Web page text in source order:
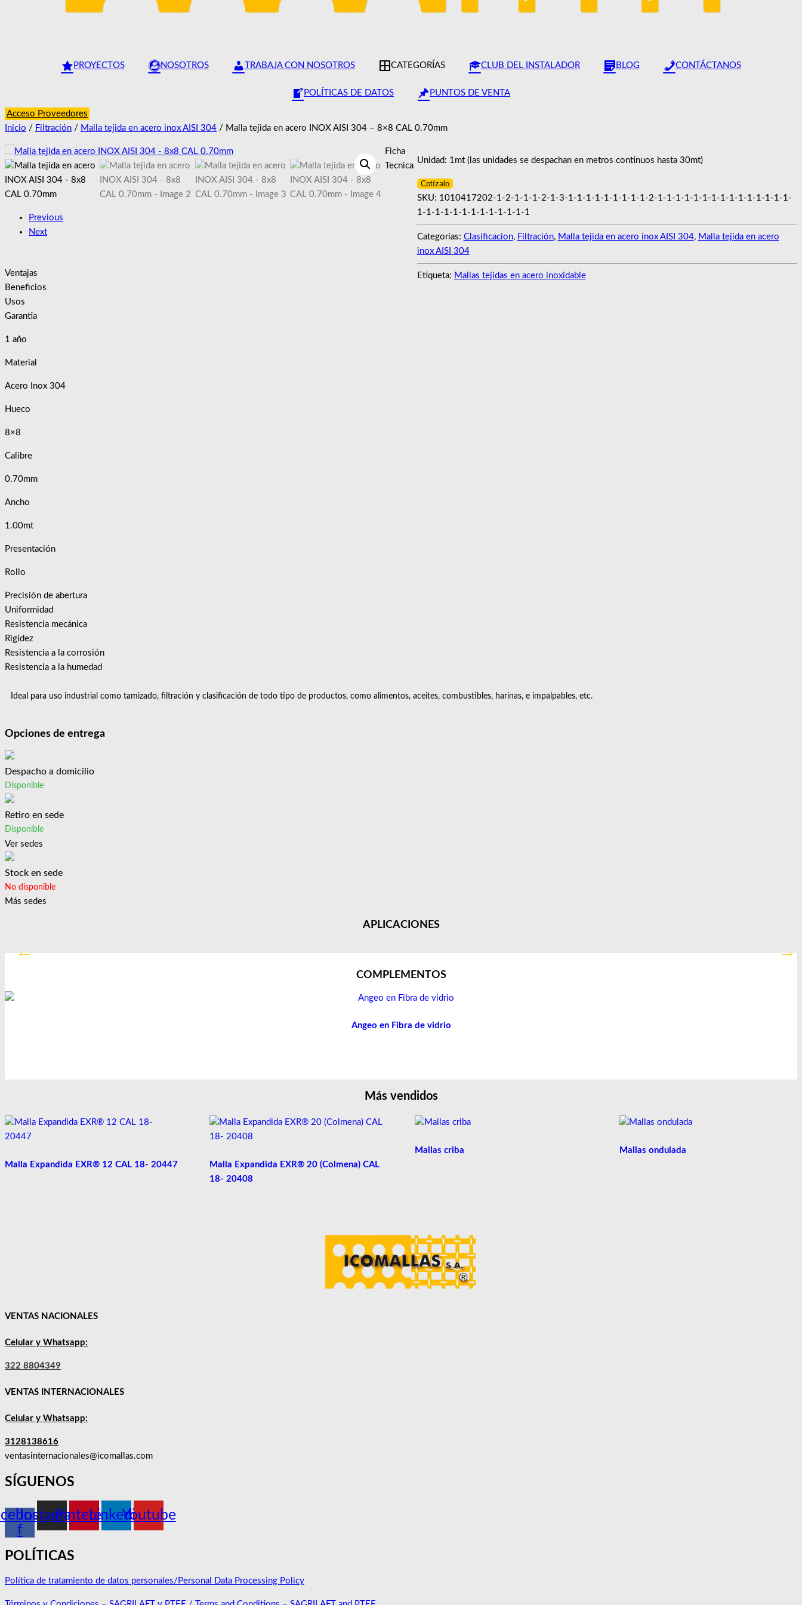
PROYECTOS NOSOTROS TRABAJA CON NOSOTROS CATEGORÍAS CLUB DEL INSTALADOR BLOG CONTÁCTANOS
POLÍTICAS DE DATOS PUNTOS DE VENTA
Acceso Proveedores
Inicio / Filtración / Malla tejida en acero inox AISI 304 / Malla tejida en acero INOX AISI 304 – 8×8 CAL 0.70mm
Previous
Next
Unidad: 1mt (las unidades se despachan en metros continuos hasta 30mt)
Cotízalo
SKU: 1010417202-1-2-1-1-1-2-1-3-1-1-1-1-1-1-1-1-1-2-1-1-1-1-1-1-1-1-1-1-1-1-1-1-1-
1-1-1-1-1-1-1-1-1-1-1-1-1
Categorías: Clasificacion, Filtración, Malla tejida en acero inox AISI 304, Malla tejida en acero
inox AISI 304
Etiqueta: Mallas tejidas en acero inoxidable
Ficha
Tecnica
Ventajas
Beneficios
Usos
Garantia
1 año
Material
Acero Inox 304
Hueco
8×8
Calibre
0.70mm
Ancho
1.00mt
Presentación
Rollo
Precisión de abertura
Uniformidad
Resistencia mecánica
Rigidez
Resistencia a la corrosión
Resistencia a la humedad
Ideal para uso industrial como tamizado, filtración y clasificación de todo tipo de productos, como alimentos, aceites, combustibles, harinas, e impalpables, etc.
Opciones de entrega
Despacho a domicilio
Disponible
Retiro en sede
Disponible
Ver sedes
Stock en sede
No disponible
Más sedes
APLICACIONES
COMPLEMENTOS
Angeo en Fibra de vidrio
Más vendidos
Malla Expandida EXR® 12 CAL 18- 20447
Malla Expandida EXR® 20 (Colmena) CAL
18- 20408
Mallas criba Mallas ondulada
VENTAS NACIONALES
Celular y Whatsapp:
322 8804349
VENTAS INTERNACIONALES
Celular y Whatsapp:
3128138616
ventasinternacionales@icomallas.com
SÍGUENOS
f
InstagramPinterestLinkedinYoutube
POLÍTICAS
Política de tratamiento de datos personales/Personal Data Processing Policy